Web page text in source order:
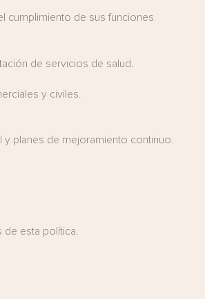
cumplimiento de sus funciones
de servicios de salud.
y civiles.
y planes de mejoramiento continuo.
esta política.